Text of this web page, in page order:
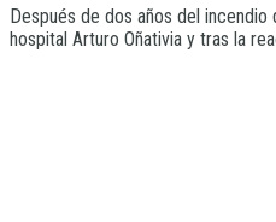
Después de dos años del
hospital Arturo Oñativia y tras la